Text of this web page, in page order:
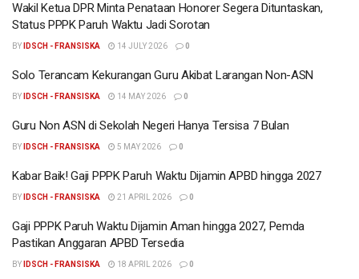
Wakil Ketua DPR Minta Penataan Honorer Segera Dituntaskan,
Status PPPK Paruh Waktu Jadi Sorotan
BY IDSCH - FRANSISKA 14 JULY 2026 0
Solo Terancam Kekurangan Guru Akibat Larangan Non-ASN
BY IDSCH - FRANSISKA 14 MAY 2026 0
Guru Non ASN di Sekolah Negeri Hanya Tersisa 7 Bulan
BY IDSCH - FRANSISKA 5 MAY 2026 0
Kabar Baik! Gaji PPPK Paruh Waktu Dijamin APBD hingga 2027
BY IDSCH - FRANSISKA 21 APRIL 2026 0
Gaji PPPK Paruh Waktu Dijamin Aman hingga 2027, Pemda
Pastikan Anggaran APBD Tersedia
BY IDSCH - FRANSISKA 18 APRIL 2026 0